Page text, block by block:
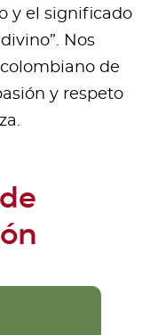
y el significado
Nos
de
y respeto